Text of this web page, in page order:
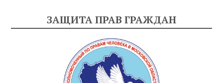
ЗАЩИТА ПРАВ ГРАЖДАН